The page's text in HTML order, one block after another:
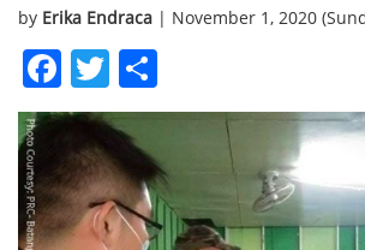
by Erika Endraca | November 1, 2020
Facebook
Twitter